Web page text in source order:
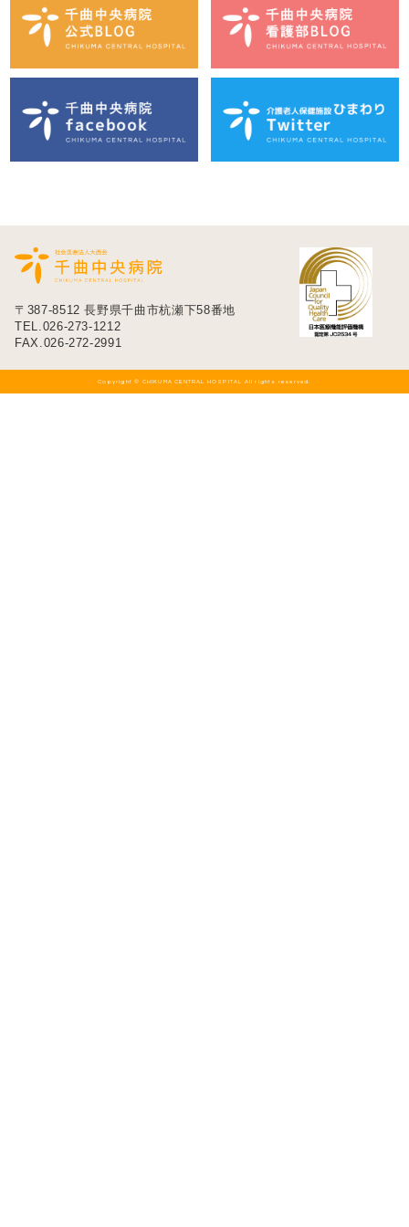
〒387-8512 長野県千曲市杭瀬下58番地
TEL.026-273-1212
FAX.026-272-2991
Copyright © CHIKUMA CENTRAL HOSPITAL All rights reserved.